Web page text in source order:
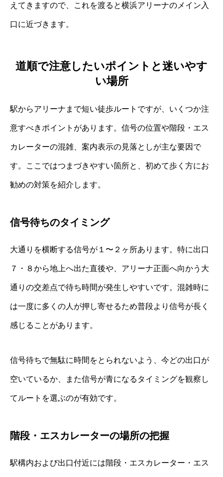
えてきますので、これを渡ると横浜アリーナのメイン入
口に近づきます。
道順で注意したいポイントと迷いやす
い場所
駅からアリーナまで短い徒歩ルートですが、いくつか注
意すべきポイントがあります。信号の位置や階段・エス
カレーターの混雑、案内表示の見落としが主な要因で
す。ここではつまづきやすい箇所と、初めて歩く方にお
勧めの対策を紹介します。
信号待ちのタイミング
大通りを横断する信号が１〜２ヶ所あります。特に出口
７・８から地上へ出た直後や、アリーナ正面へ向かう大
通りの交差点で待ち時間が発生しやすいです。混雑時に
は一度に多くの人が押し寄せるため普段より信号が長く
感じることがあります。
信号待ちで無駄に時間をとられないよう、今どの出口が
空いているか、また信号が青になるタイミングを観察し
てルートを選ぶのが有効です。
階段・エスカレーターの場所の把握
駅構内および出口付近には階段・エスカレーター・エス